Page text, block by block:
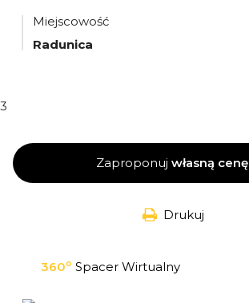
Miejscowość
Radunica
3
Zaproponuj własną cenę
Drukuj
360o Spacer Wirtualny